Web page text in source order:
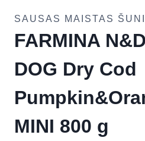
SAUSAS MAISTAS
FARMINA
DOG Dry Cod
MINI 800 g